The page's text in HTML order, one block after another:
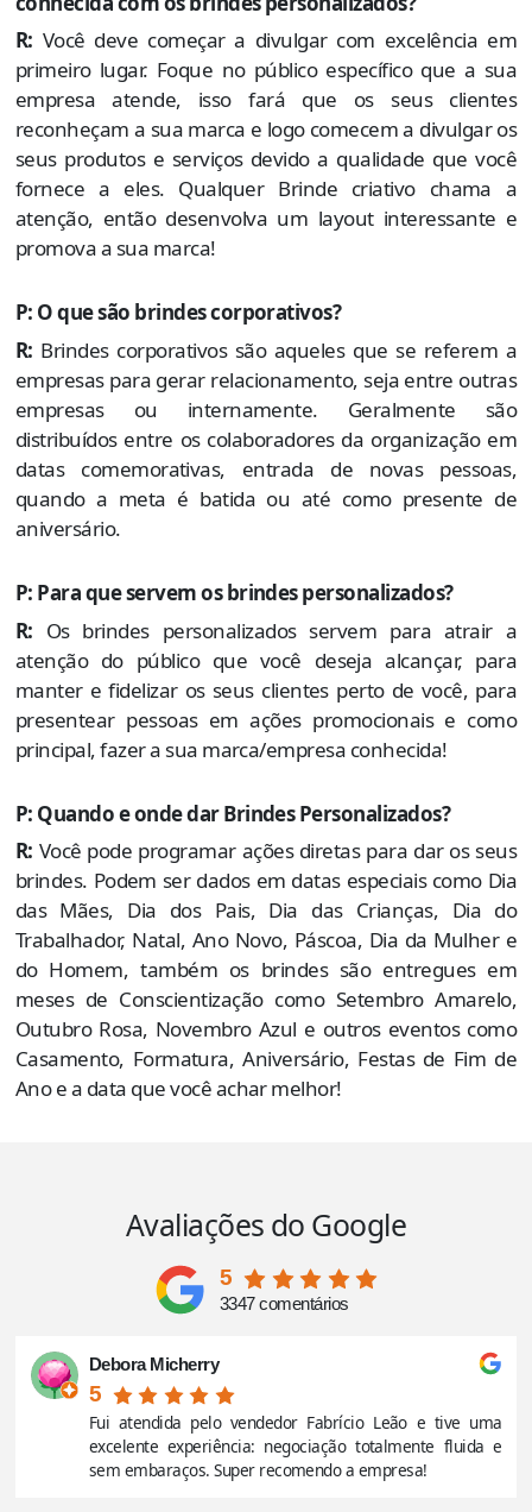
R: Você deve começar a divulgar com excelência em
primeiro lugar. Foque no público específico que a sua
empresa atende, isso fará que os seus clientes
reconheçam a sua marca e logo comecem a divulgar os
seus produtos e serviços devido a qualidade que você
fornece a eles. Qualquer Brinde criativo chama a
atenção, então desenvolva um layout interessante e
promova a sua marca!
P: O que são brindes corporativos?
R: Brindes corporativos são aqueles que se referem a
empresas para gerar relacionamento, seja entre outras
empresas ou internamente. Geralmente são
distribuídos entre os colaboradores da organização em
datas comemorativas, entrada de novas pessoas,
quando a meta é batida ou até como presente de
aniversário.
P: Para que servem os brindes personalizados?
R: Os brindes personalizados servem para atrair a
atenção do público que você deseja alcançar, para
manter e fidelizar os seus clientes perto de você, para
presentear pessoas em ações promocionais e como
principal, fazer a sua marca/empresa conhecida!
P: Quando e onde dar Brindes Personalizados?
R: Você pode programar ações diretas para dar os seus
brindes. Podem ser dados em datas especiais como Dia
das Mães, Dia dos Pais, Dia das Crianças, Dia do
Trabalhador, Natal, Ano Novo, Páscoa, Dia da Mulher e
do Homem, também os brindes são entregues em
meses de Conscientização como Setembro Amarelo,
Outubro Rosa, Novembro Azul e outros eventos como
Casamento, Formatura, Aniversário, Festas de Fim de
Ano e a data que você achar melhor!
Avaliações do Google
5
3347 comentários
Debora Micherry
5
Fui atendida pelo vendedor Fabrício Leão e tive uma
excelente experiência: negociação totalmente fluida e
sem embaraços. Super recomendo a empresa!